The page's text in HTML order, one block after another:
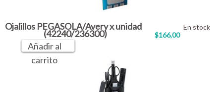
Ojalillos PEGASOLA/Avery x unidad
(42240/236300) $166,00
En stock
Añadir al
carrito